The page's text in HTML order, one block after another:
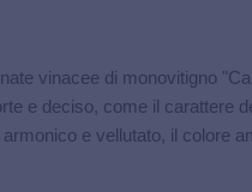
vinacee di monovitigno
e deciso, come il carattere
e vellutato, il colore